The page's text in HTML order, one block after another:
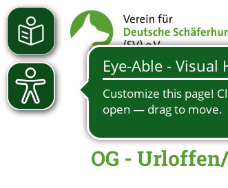
OG -